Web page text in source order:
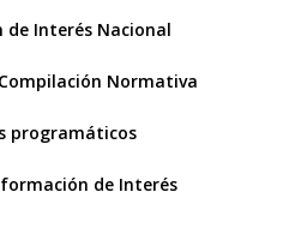
Interés Nacional
Normativa
programáticos
de Interés